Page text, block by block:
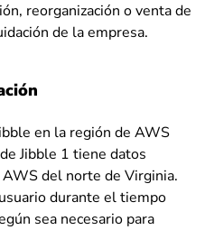
reorganización o venta de
de la empresa.
en la región de AWS
Jibble 1 tiene datos
del norte de Virginia.
durante el tiempo
sea necesario para